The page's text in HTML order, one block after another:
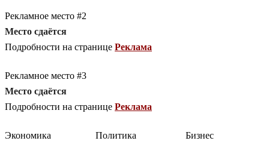
Рекламное место #2
Место сдаётся
Подробности на странице Реклама
Рекламное место #3
Место сдаётся
Подробности на странице Реклама
Экономика Политика Бизнес